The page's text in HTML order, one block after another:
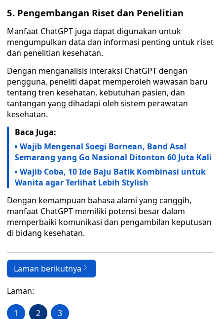
5. Pengembangan Riset dan Penelitian
Manfaat ChatGPT juga dapat digunakan untuk
mengumpulkan data dan informasi penting untuk riset
dan penelitian kesehatan.
Dengan menganalisis interaksi ChatGPT dengan
pengguna, peneliti dapat memperoleh wawasan baru
tentang tren kesehatan, kebutuhan pasien, dan
tantangan yang dihadapi oleh sistem perawatan
kesehatan.
Baca Juga:
Wajib Mengenal Soegi Bornean, Band Asal
Semarang yang Go Nasional Ditonton 60 Juta Kali
Wajib Coba, 10 Ide Baju Batik Kombinasi untuk
Wanita agar Terlihat Lebih Stylish
Dengan kemampuan bahasa alami yang canggih,
manfaat ChatGPT memiliki potensi besar dalam
memperbaiki komunikasi dan pengambilan keputusan
di bidang kesehatan.
Laman berikutnya
Laman:
1 2 3